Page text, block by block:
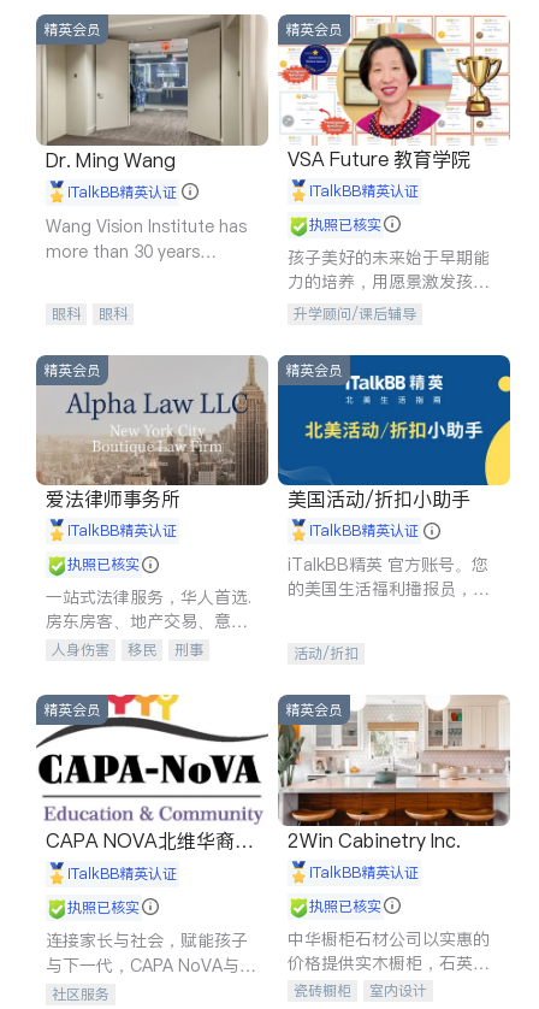
商铺租售
开发商建商
精英会员
Dr. Ming Wang
iTalkBB精英认证
Wang Vision Institute has
more than 30 years
眼科 眼科
精英会员
VSA Future 教育学院
iTalkBB精英认证
执照已核实
孩子美好的未来始于早期能
力的培养，用愿景激发孩子
的学习潜力和动力。理念：
拥有成长型心态是成功的基
石。
升学顾问/课后辅导
精英会员
爱法律师事务所
iTalkBB精英认证
执照已核实
一站式法律服务，华人首选.
房东房客、地产交易、意外
伤害、车祸重伤、商业诉
建筑合同、刑事案件全包办
人身伤害 移民
刑事
信托/遗嘱
商业
索赔
律师-其它 保释
精英会员
美国活动/折扣小助手
iTalkBB精英认证
iTalkBB精英 官方账号。您
的美国生活福利播报员，精
专属福利。
活动/折扣
精英会员
CAPA NOVA北维华裔家
长会iTalkBB精英认证
执照已核实
连接家长与社会，赋能孩子
与下一代，CAPA NoVA与您
携手建设包容、公平、充满
社区服务
精英会员
2Win Cabinetry Inc.
iTalkBB精英认证
执照已核实
中华橱柜石材公司以实惠的
价格提供实木橱柜，石英石
台面，多种优质不锈钢水
瓷砖橱柜
室内设计